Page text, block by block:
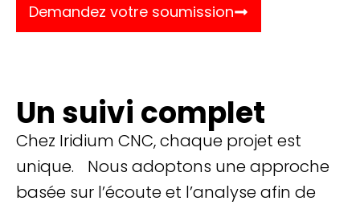
Demandez votre soumission
Un suivi complet
Chez Iridium CNC, chaque projet est
unique. Nous adoptons une approche
basée sur l’écoute et l’analyse afin de